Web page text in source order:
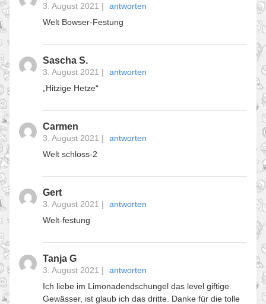
3. August 2021 |
antworten
Welt Bowser-Festung
Sascha S.
3. August 2021 |
antworten
„Hitzige Hetze“
Carmen
3. August 2021 |
antworten
Welt schloss-2
Gert
3. August 2021 |
antworten
Welt-festung
Tanja G
3. August 2021 |
antworten
Ich liebe im Limonadendschungel das level giftige
Gewässer, ist glaub ich das dritte. Danke für die tolle